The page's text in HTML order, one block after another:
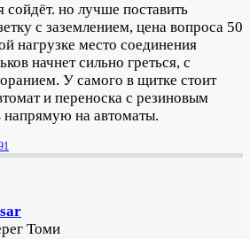
сойдёт. но лучше поставить
с заземлением, цена вопроса 50
нагрузке место соединения
начнет сильно греться, с
У самого в щитке стоит
и переноска с резиновым
напрямую на автоматы.
Томи